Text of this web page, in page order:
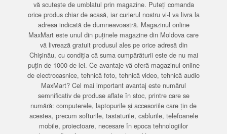
vă scutește de umblatul prin magazine. Puteți comanda
orice produs chiar de acasă, iar curierul nostru vi-l va livra la
adresa indicată de dumneavoastră. Magazinul online
MaxMart este unul din puținele magazine din Moldova care
vă livrează gratuit produsul ales pe orice adresă din
Chișinău, cu condiția că suma cumpărăturii este de nu mai
puțin de 1000 de lei. Ce avantaje vă oferă magazinul online
de electrocasnice, tehnică foto, tehnică video, tehnică audio
MaxMart? Cel mai important avantaj este numărul
semnificativ de produse aflate în stoc, printre care se
numără: computerele, laptopurile și accesoriile care țin de
acestea, precum softurile, tastaturile, cablurile, telefoanele
mobile, proiectoare, necesare în epoca tehnologiilor